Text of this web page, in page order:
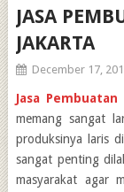
JASA
JAKARTA
December 17,
Jasa
memang sangat
produksinya laris
sangat penting
masyarakat agar